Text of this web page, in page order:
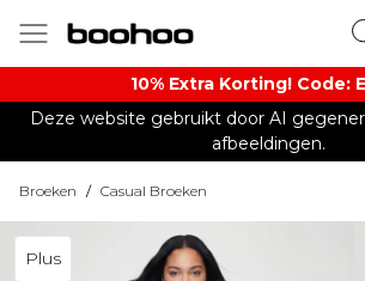
10% Extra Korting! Code:
Deze website gebruikt door AI
afbeeldingen.
Broeken / Casual Broeken
Plus